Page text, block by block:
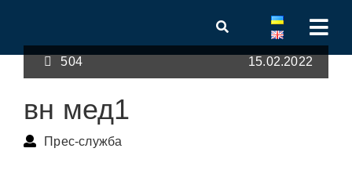
504 15.02.2022
вн мед1
Прес-служба